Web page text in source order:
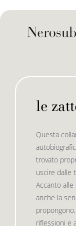
to
il catalogo
le bandiere le
le drizze
e-book
le
Questa
trovato
uscire dalle
Accanto
anche la
riflessioni e